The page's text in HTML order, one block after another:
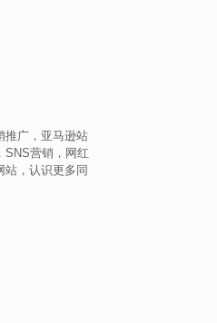
推广，亚马逊站
SNS营销，网红
站，认识更多同